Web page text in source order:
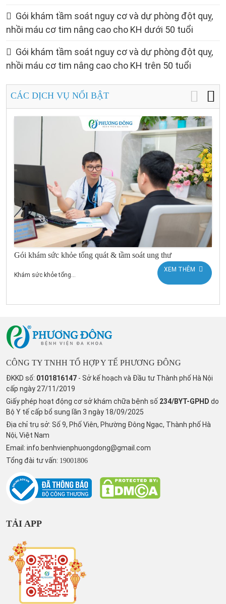
Gói khám tầm soát nguy cơ và dự phòng đột quỵ,
nhồi máu cơ tim nâng cao cho KH dưới 50 tuổi
Gói khám tầm soát nguy cơ và dự phòng đột quỵ,
nhồi máu cơ tim nâng cao cho KH trên 50 tuổi
CÁC DỊCH VỤ NỔI BẬT
Gói khám sức khỏe tổng quát & tầm soát ung thư
Khám sức khỏe tổng...
XEM THÊM
CÔNG TY TNHH TỔ HỢP Y TẾ PHƯƠNG ĐÔNG
ĐKKD số: 0101816147 - Sở kế hoạch và Đầu tư Thành phố Hà Nội
cấp ngày 27/11/2019
Giấy phép hoạt động cơ sở khám chữa bệnh số 234/BYT-GPHD do
Bộ Y tế cấp bổ sung lần 3 ngày 18/09/2025
Địa chỉ trụ sở: Số 9, Phố Viên, Phường Đông Ngạc, Thành phố Hà
Nội, Việt Nam
Email: info.benhvienphuongdong@gmail.com
Tổng đài tư vấn: 19001806
TẢI APP